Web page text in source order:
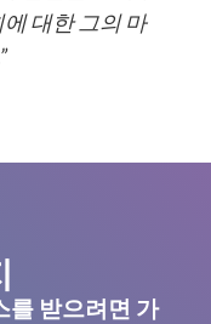
대한 그의 마
를 받으려면 가